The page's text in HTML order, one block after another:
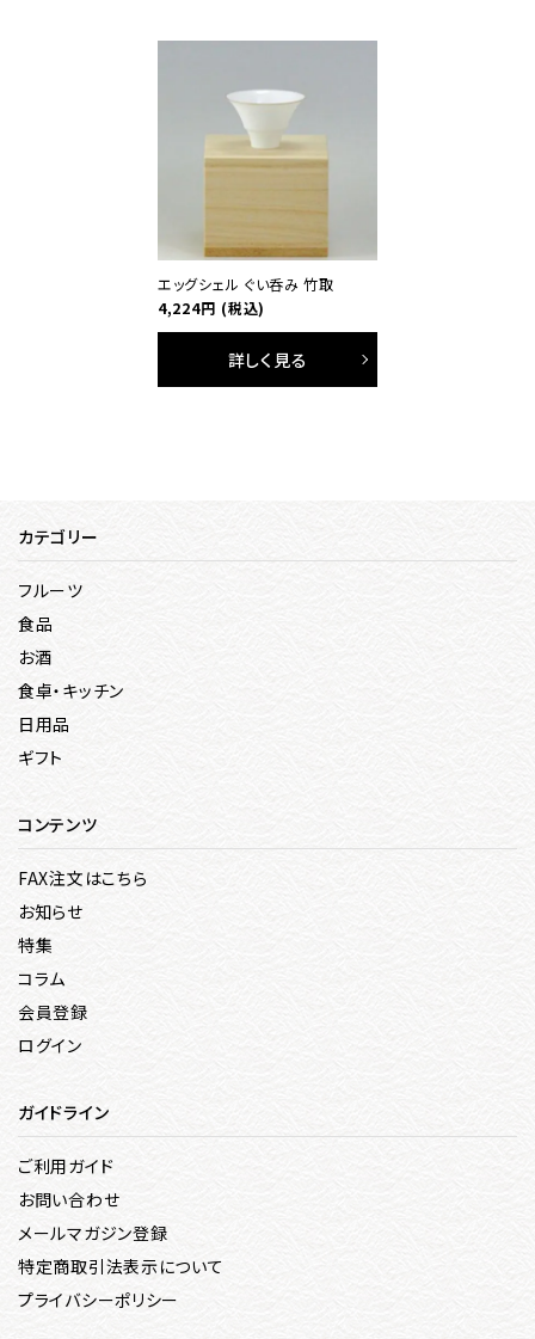
エッグシェル ぐい呑み 竹取
4,224円 (税込)
詳しく見る
カテゴリー
フルーツ
食品
お酒
食卓・キッチン
日用品
ギフト
コンテンツ
FAX注文はこちら
お知らせ
特集
コラム
会員登録
ログイン
ガイドライン
ご利用ガイド
お問い合わせ
メールマガジン登録
特定商取引法表示について
プライバシーポリシー